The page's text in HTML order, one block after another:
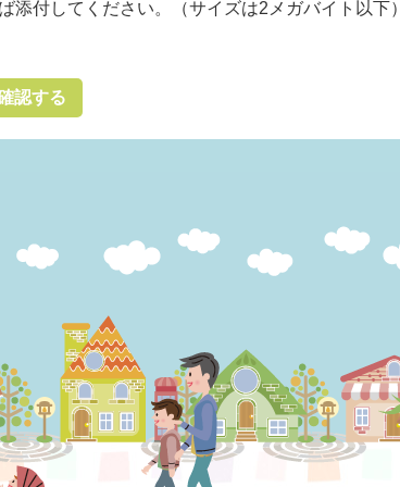
添付してください。（サイズは2メガバイト以下）